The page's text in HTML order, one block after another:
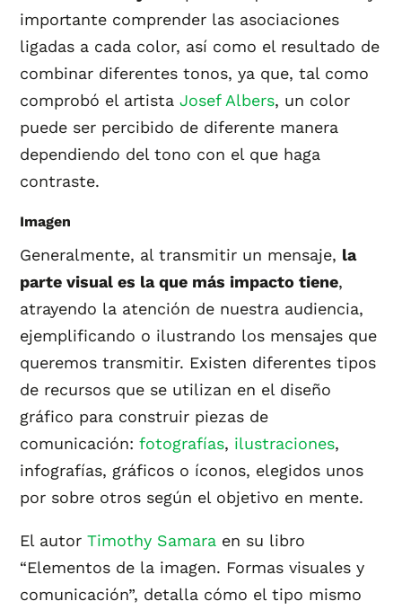
importante comprender las asociaciones
ligadas a cada color, así como el resultado de
combinar diferentes tonos, ya que, tal como
comprobó el artistaJosef Albers, un color
puede ser percibido de diferente manera
dependiendo del tono con el que haga
contraste.
Imagen
Generalmente, al transmitir un mensaje, la
parte visual es la que más impacto tiene,
atrayendo la atención de nuestra audiencia,
ejemplificando o ilustrando los mensajes que
queremos transmitir. Existen diferentes tipos
de recursos que se utilizan en el diseño
gráfico para construir piezas de
comunicación:fotografías, ilustraciones,
infografías, gráficos o íconos, elegidos unos
por sobre otros según el objetivo en mente.
El autorTimothy Samara en su libro
“Elementos de la imagen. Formas visuales y
comunicación”, detalla cómo el tipo mismo